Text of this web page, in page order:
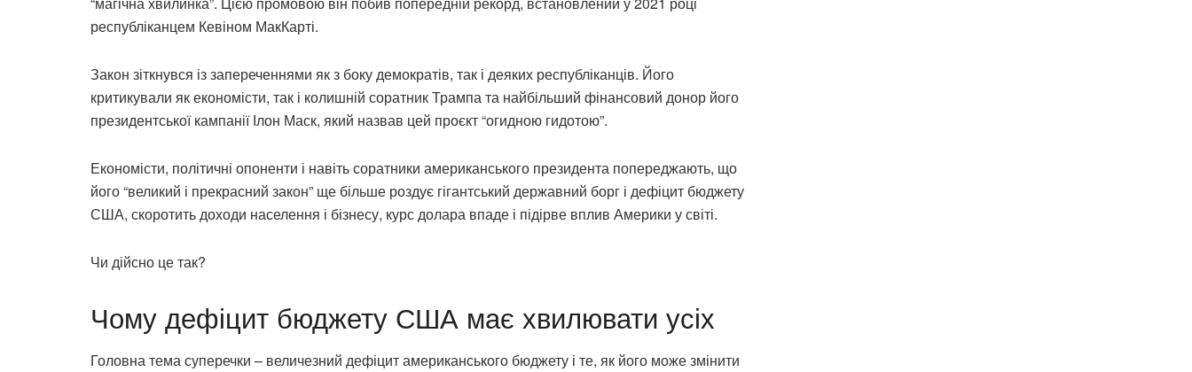
республіканцем Кевіном МакКарті.
Закон зіткнувся із запереченнями як з боку демократів, так і деяких республіканців. Його
критикували як економісти, так і колишній соратник Трампа та найбільший фінансовий донор його
президентської кампанії Ілон Маск, який назвав цей проєкт “огидною гидотою”.
Економісти, політичні опоненти і навіть соратники американського президента попереджають, що
його “великий і прекрасний закон” ще більше роздує гігантський державний борг і дефіцит бюджету
США, скоротить доходи населення і бізнесу, курс долара впаде і підірве вплив Америки у світі.
Чи дійсно це так?
Чому дефіцит бюджету США має хвилювати усіх
Головна тема суперечки – величезний дефіцит американського бюджету і те, як його може змінити